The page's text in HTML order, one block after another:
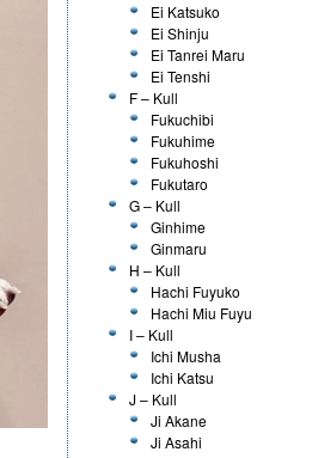
Ei Katsuko
Ei Shinju
Ei Tanrei Maru
Ei Tenshi
F – Kull
Fukuchibi
Fukuhime
Fukuhoshi
Fukutaro
G – Kull
Ginhime
Ginmaru
H – Kull
Hachi Fuyuko
Hachi Miu Fuyu
I – Kull
Ichi Musha
Ichi Katsu
J – Kull
Ji Akane
Ji Asahi